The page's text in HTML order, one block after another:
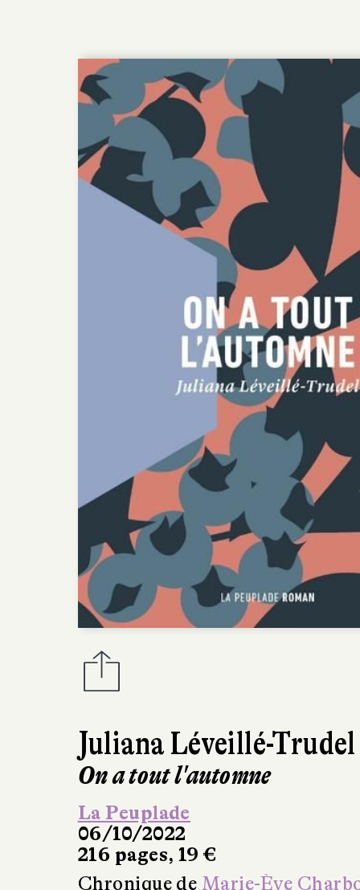
Juliana Léveillé-Trudel
On a tout l'automne
La Peuplade
06/10/2022
216 pages, 19 €
Chronique de Marie-Ève